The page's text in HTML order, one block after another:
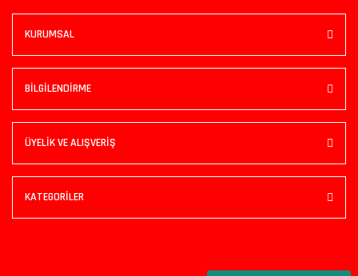
KURUMSAL
BİLGİLENDİRME
ÜYELİK VE ALIŞVERİŞ
KATEGORİLER